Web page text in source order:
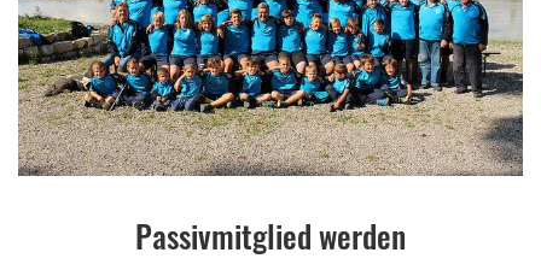
Passivmitglied werden